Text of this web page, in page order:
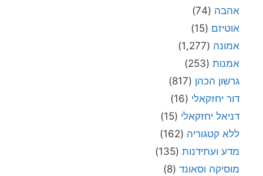
אהבה (74)
אוטיזם (15)
אמונה (1,277)
אמנות (253)
גרשון הכהן (817)
דור יחזקאלי (16)
דניאל יחזקאלי (15)
ללא קטגוריה (162)
מדע ועתידנות (135)
מוסיקה וסאונד (8)